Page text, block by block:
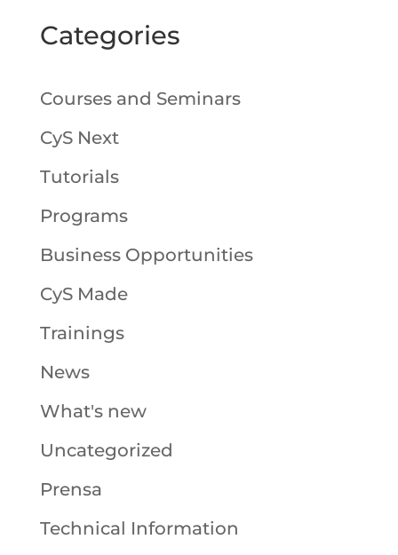
Categories
Courses and Seminars
CyS Next
Tutorials
Programs
Business Opportunities
CyS Made
Trainings
News
What's new
Uncategorized
Prensa
Technical Information